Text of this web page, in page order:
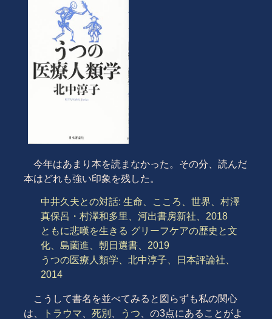
今年はあまり本を読まなかった。その分、読んだ
本はどれも強い印象を残した。
中井久夫との対話: 生命、こころ、世界、村澤
真保呂・村澤和多里、河出書房新社、2018
ともに悲嘆を生きる グリーフケアの歴史と文
化、島薗進、朝日選書、2019
うつの医療人類学、北中淳子、日本評論社、
2014
こうして書名を並べてみると図らずも私の関心
は、
トラウマ 死別 うつ 、の3点にあることがよ